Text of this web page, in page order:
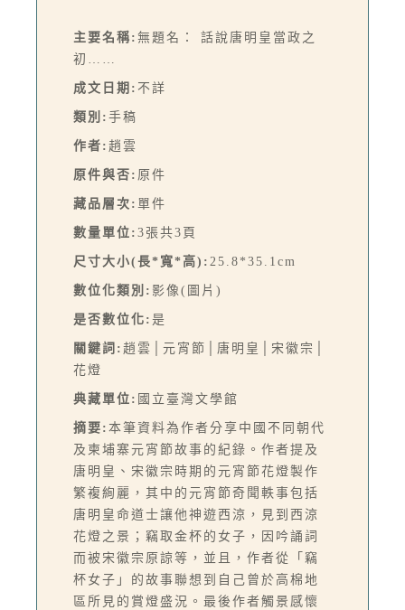
主要名稱: 無題名： 話說唐明皇當政之
初……
成文日期: 不詳
類別: 手稿
作者: 趙雲
原件與否: 原件
藏品層次: 單件
數量單位: 3張共3頁
尺寸大小(長*寬*高): 25.8*35.1cm
數位化類別: 影像(圖片)
是否數位化: 是
關鍵詞: 趙雲│元宵節│唐明皇│宋徽宗│
花燈
典藏單位: 國立臺灣文學館
摘要: 本筆資料為作者分享中國不同朝代
及柬埔寨元宵節故事的紀錄。作者提及
唐明皇、宋徽宗時期的元宵節花燈製作
繁複絢麗，其中的元宵節奇聞軼事包括
唐明皇命道士讓他神遊西涼，見到西涼
花燈之景；竊取金杯的女子，因吟誦詞
而被宋徽宗原諒等，並且，作者從「竊
杯女子」的故事聯想到自己曾於高棉地
區所見的賞燈盛況。最後作者觸景感懷